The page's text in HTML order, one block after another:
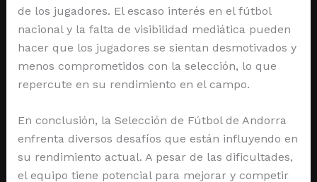
de los jugadores. El escaso interés en el fútbol
nacional y la falta de visibilidad mediática pueden
hacer que los jugadores se sientan desmotivados y
menos comprometidos con la selección, lo que
repercute en su rendimiento en el campo.
En conclusión, la Selección de Fútbol de Andorra
enfrenta diversos desafíos que están influyendo en
su rendimiento actual. A pesar de las dificultades,
el equipo tiene potencial para mejorar y competir